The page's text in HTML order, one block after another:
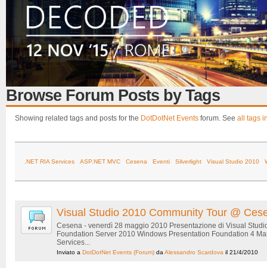
Browse Forum Posts by Tags
Showing related tags and posts for the DotDotNet Events forum. See all tags
.NET RIA Services ASP.NET MVC Cesena Eventi Silverlight Visual Studio 2010
Visual Studio 2010 Community Tour @
Cesena - venerdì 28 maggio 2010 Presentazione di Visual
Foundation Server 2010 Windows Presentation Foundation 4
Services...
Inviato a DotDotNet Events (Forum) daAlessandro Scardova il 21/4/2010